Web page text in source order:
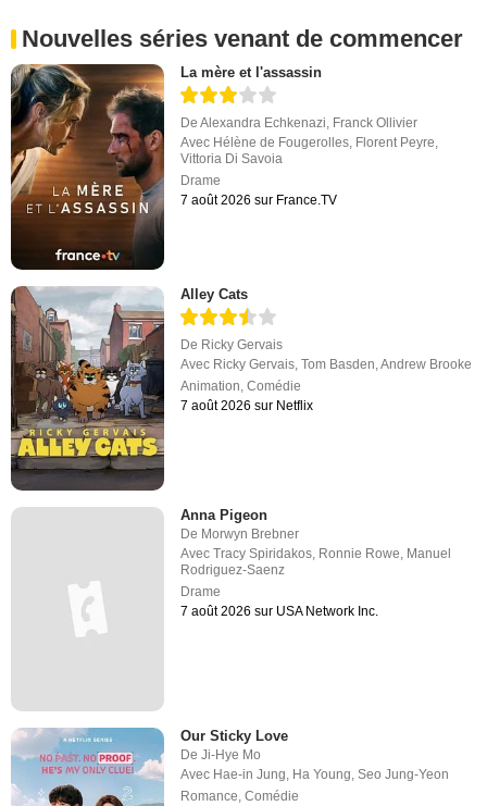
Nouvelles séries venant de commencer
La mère et l'assassin
DeAlexandra Echkenazi, Franck Ollivier
Avec Hélène de Fougerolles, Florent Peyre,
Vittoria Di Savoia
Drame
7 août 2026 sur France.TV
Alley Cats
De Ricky Gervais
Avec Ricky Gervais ,Tom Basden ,Andrew Brooke
Animation ,Comédie
7 août 2026 sur Netflix
Anna Pigeon
De Morwyn Brebner
AvecTracy Spiridakos, Ronnie Rowe, Manuel
Rodriguez-Saenz
Drame
7 août 2026 sur USA Network Inc.
Our Sticky Love
DeJi-Hye Mo
Avec Hae-in Jung, Ha Young,Seo Jung-Yeon
Romance,Comédie